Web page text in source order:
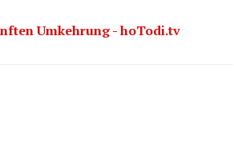
Umkehrung - hoTodi.tv